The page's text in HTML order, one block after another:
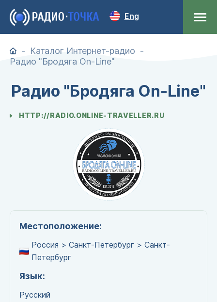
Eng
Каталог Интернет-радио
Радио "Бродяга On-Line"
Радио "Бродяга On-Line"
HTTP://RADIO.ONLINE-TRAVELLER.RU
Местоположение:
Россия > Санкт-Петербург > Санкт-
Петербург
Язык:
Русский